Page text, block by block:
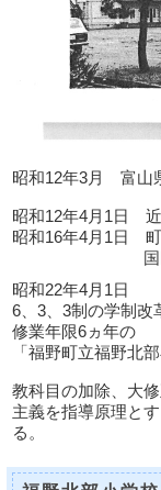
昭和12年3月 富山
昭和12年4月1日
昭和16年4月1日
国民学校令
昭和22年4月1日
6、3、3制の学制改
修業年限6ヵ年の
「福野町立福野北
教科目の加除、大
主義を指導原理と
る。